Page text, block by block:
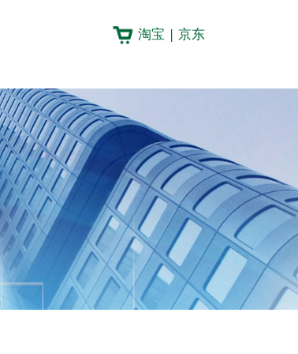
淘宝 | 京东